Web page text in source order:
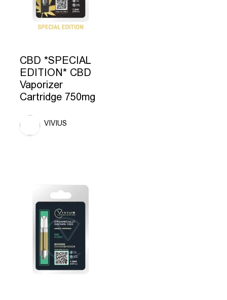
CBD *SPECIAL
EDITION* CBD
Vaporizer
Cartridge 750mg
VIVIUS